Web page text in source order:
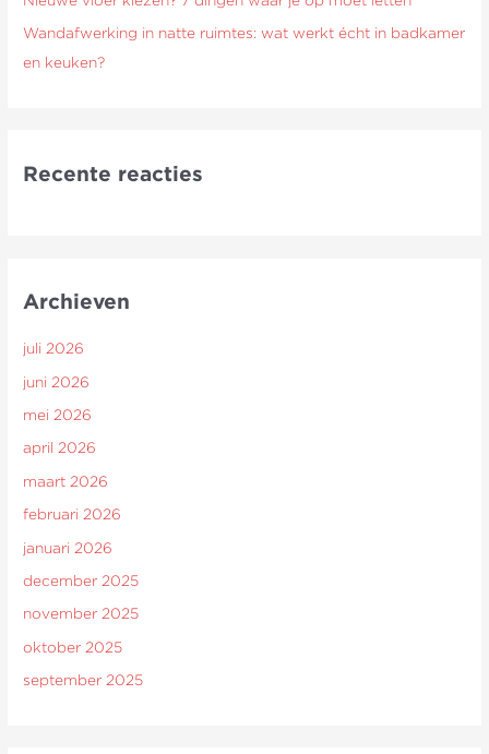
Wandafwerking in natte ruimtes: wat werkt écht in badkamer
en keuken?
Recente reacties
Archieven
juli 2026
juni 2026
mei 2026
april 2026
maart 2026
februari 2026
januari 2026
december 2025
november 2025
oktober 2025
september 2025